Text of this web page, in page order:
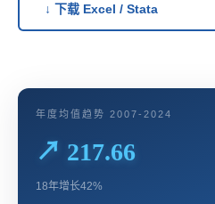
↓ 下载 Excel / Stata
年度均值趋势 2007-2024
↗ 217.66
18年增长42%